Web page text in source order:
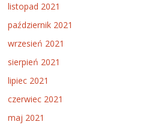
listopad 2021
październik 2021
wrzesień 2021
sierpień 2021
lipiec 2021
czerwiec 2021
maj 2021